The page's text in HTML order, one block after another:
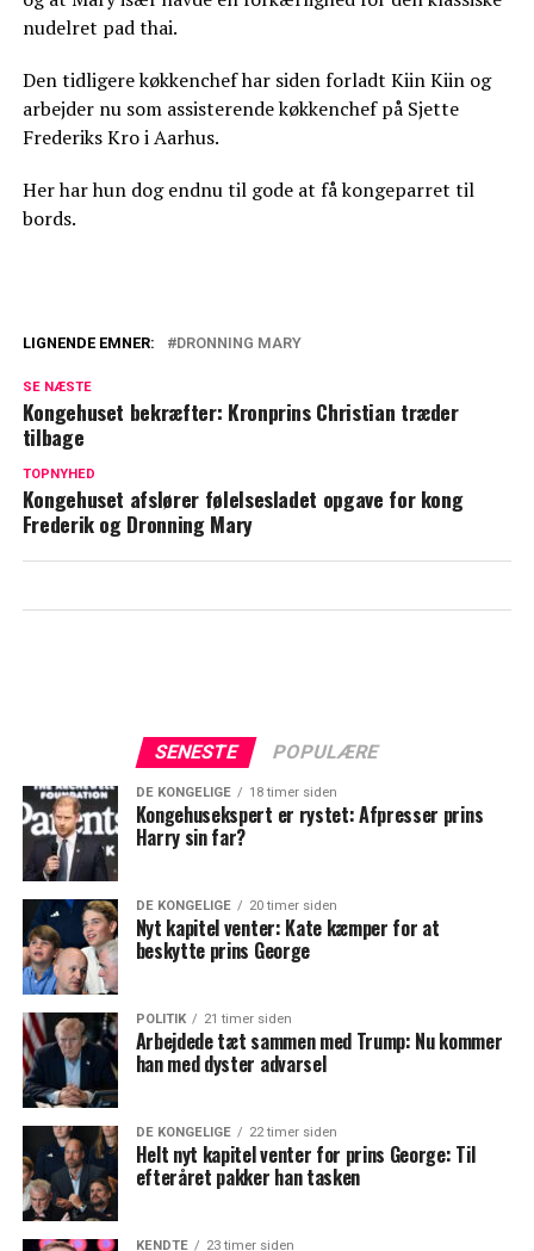
nudelret pad thai.
Den tidligere køkkenchef har siden forladt Kiin Kiin og
arbejder nu som assisterende køkkenchef på Sjette
Frederiks Kro i Aarhus.
Her har hun dog endnu til gode at få kongeparret til
bords.
Særlig detalje ved nytårstalen afsløret
LIGNENDE EMNER: DRONNING MARY
SE NÆSTE
Kongehuset bekræfter: Kronprins Christian træder
tilbage
TOPNYHED
Kongehuset afslører følelsesladet opgave for kong
Frederik og Dronning Mary
SENESTE POPULÆRE
DE KONGELIGE 18 timer siden
Kongehusekspert er rystet: Afpresser prins
Harry sin far?
DE KONGELIGE 20 timer siden
Nyt kapitel venter: Kate kæmper for at
beskytte prins George
POLITIK 21 timer siden
Arbejdede tæt sammen med Trump: Nu kommer
han med dyster advarsel
DE KONGELIGE 22 timer siden
Helt nyt kapitel venter for prins George: Til
efteråret pakker han tasken
KENDTE 23 timer siden